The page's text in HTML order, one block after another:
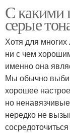
С какими
серые
Хотя для
ни с чем
именно она
Мы обычно
хорошее
но
нередко не